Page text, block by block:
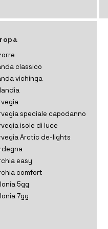
classico
vichinga
speciale capodanno
isole di luce
Arctic de-lights
easy
comfort
5gg
7gg